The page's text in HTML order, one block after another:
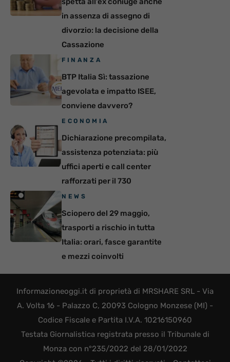
in assenza di assegno di
divorzio: la decisione della
Cassazione
FINANZA
BTP Italia Sì: tassazione
agevolata e impatto ISEE,
conviene davvero?
ECONOMIA
Dichiarazione precompilata,
assistenza potenziata: più
uffici aperti e call center
rafforzati per il 730
NEWS
Sciopero del 29 maggio,
trasporti a rischio in tutta
Italia: orari, fasce garantite
e mezzi coinvolti
Informazioneoggi.it di proprietà di MRSHARE SRL - Via
A. Volta 16 - Palazzo C, 20093 Cologno Monzese (MI) -
Codice Fiscale e Partita I.V.A. 10216150960
Testata Giornalistica registrata presso il Tribunale di
Monza con n°235/2022 del 28/01/2022